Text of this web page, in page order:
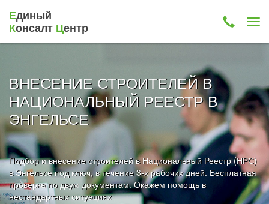
Единый
Консалт Центр
ВНЕСЕНИЕ СТРОИТЕЛЕЙ В
НАЦИОНАЛЬНЫЙ РЕЕСТР В
ЭНГЕЛЬСЕ
Подбор и внесение строителей в Национальный Реестр (НРС)
в Энгельсе под ключ, в течение 3-х рабочих дней. Бесплатная
проверка по двум документам. Окажем помощь в
нестандартных ситуациях